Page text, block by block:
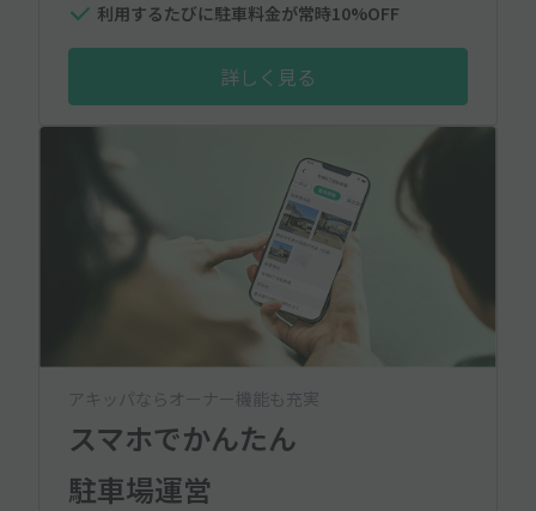
利用するたびに駐車料金が常時10%OFF
詳しく見る
アキッパならオーナー機能も充実
スマホでかんたん
駐車場運営